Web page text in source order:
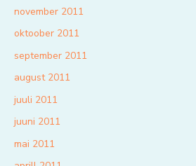
november 2011
oktoober 2011
september 2011
august 2011
juuli 2011
juuni 2011
mai 2011